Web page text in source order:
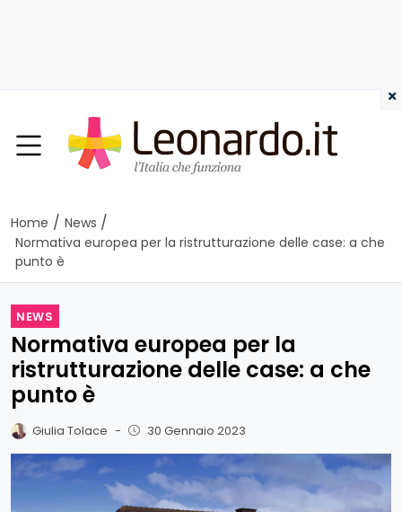
Home / News /
Normativa europea per la ristrutturazione delle case: a che
punto è
NEWS
Normativa europea per la
ristrutturazione delle case: a che
punto è
Giulia Tolace - 30 Gennaio 2023
×